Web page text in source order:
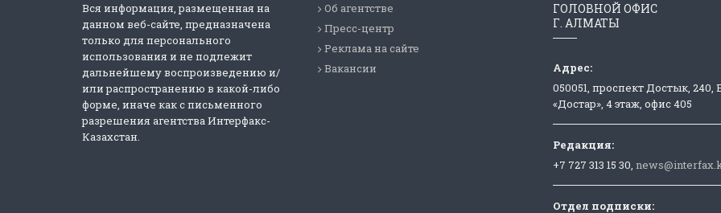
Вся информация, размещенная на
данном веб-сайте, предназначена
только для персонального
использования и не подлежит
дальнейшему воспроизведению и/
или распространению в какой-либо
форме, иначе как с письменного
разрешения агентства Интерфакс-
Казахстан.
Об агентстве
Пресс-центр
Реклама на сайте
Вакансии
ГОЛОВНОЙ ОФИС
Г. АЛМАТЫ
Адрес:
050051, проспект Достык, 240,
«Достар», 4 этаж, офис 405
Редакция:
+7 727 313 15 30,
Отдел подписки: